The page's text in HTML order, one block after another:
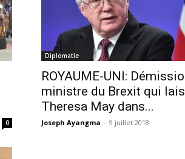
0
Diplomatie
ROYAUME-UNI:
ministre du Brexit qui
Theresa May dans...
Joseph Ayangma - 9 juillet 2018